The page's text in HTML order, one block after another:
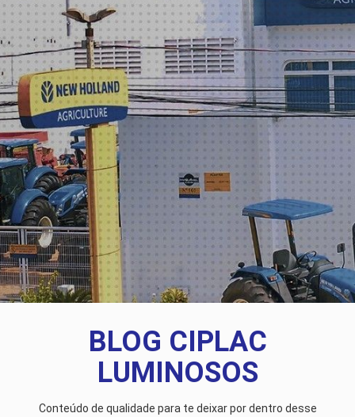
BLOG CIPLAC
LUMINOSOS
Conteúdo de qualidade para te deixar por dentro desse